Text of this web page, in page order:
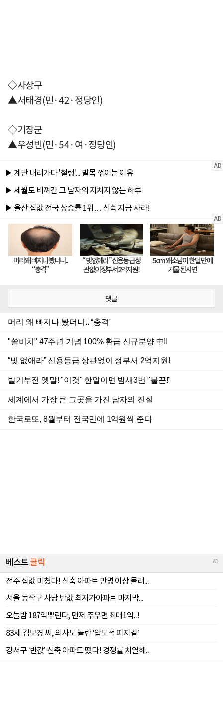
◇사상구
▲서태경(민·42·정당인)
◇기장군
▲우성빈(민·54·여·정당인)
댓글